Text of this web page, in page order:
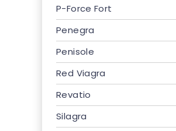
P-Force Fort
Penegra
Penisole
Red Viagra
Revatio
Silagra